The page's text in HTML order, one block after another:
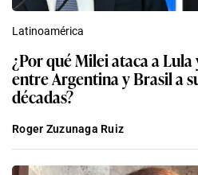
Latinoamérica
¿Por qué Milei ataca a
entre Argentina y Brasil a
décadas?
Roger Zuzunaga Ruiz